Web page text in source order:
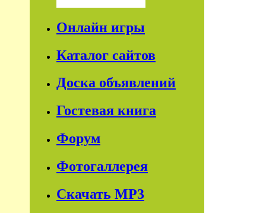
Онлайн игры
Каталог сайтов
Доска объявлений
Гостевая книга
Форум
Фотогаллерея
Скачать МР3